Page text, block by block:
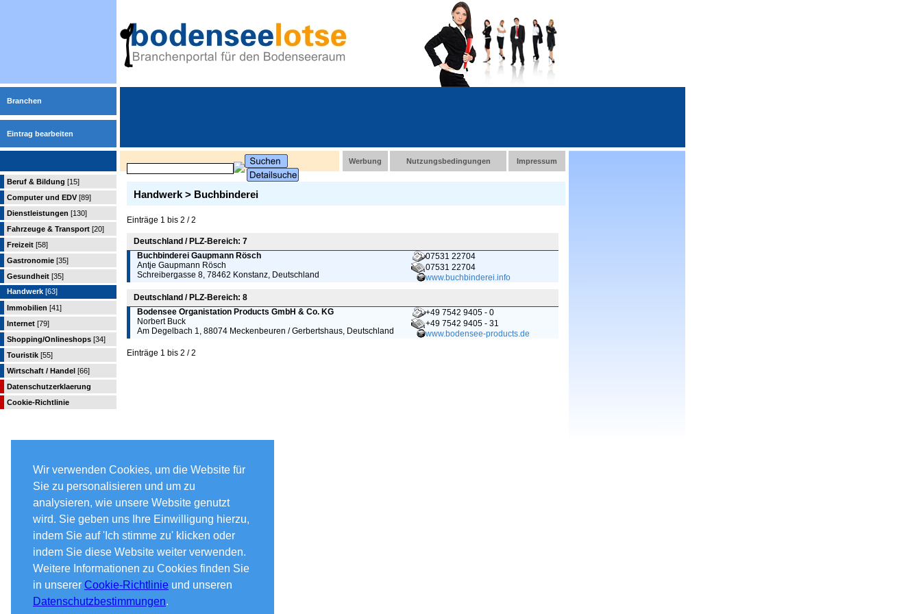
Wir verwenden Cookies, um die Website für
Sie zu personalisieren und um zu
analysieren, wie unsere Website genutzt
wird. Sie geben uns Ihre Einwilligung hierzu,
indem Sie auf 'Ich stimme zu' klicken oder
indem Sie diese Website weiter verwenden.
Weitere Informationen zu Cookies finden Sie
in unserer Cookie-Richtlinie und unseren
Datenschutzbestimmungen.
Branchen
Eintrag bearbeiten
Werbung Nutzungsbedingungen Impressum
Beruf & Bildung [15]
Computer und EDV [89]
Dienstleistungen [130]
Fahrzeuge & Transport [20]
Freizeit [58]
Gastronomie [35]
Gesundheit [35]
Handwerk [63]
Immobilien [41]
Internet [79]
Shopping/Onlineshops [34]
Touristik [55]
Wirtschaft / Handel [66]
Datenschutzerklaerung
Cookie-Richtlinie
Handwerk > Buchbinderei
Einträge 1 bis 2 / 2
Deutschland / PLZ-Bereich: 7
Buchbinderei Gaupmann Rösch
Antje Gaupmann Rösch
Schreibergasse 8, 78462 Konstanz, Deutschland
07531 22704
07531 22704
www.buchbinderei.info
Deutschland / PLZ-Bereich: 8
Bodensee Organistation Products GmbH & Co. KG
Norbert Buck
Am Degelbach 1, 88074 Meckenbeuren / Gerbertshaus, Deutschland
+49 7542 9405 - 0
+49 7542 9405 - 31
www.bodensee-products.de
Einträge 1 bis 2 / 2